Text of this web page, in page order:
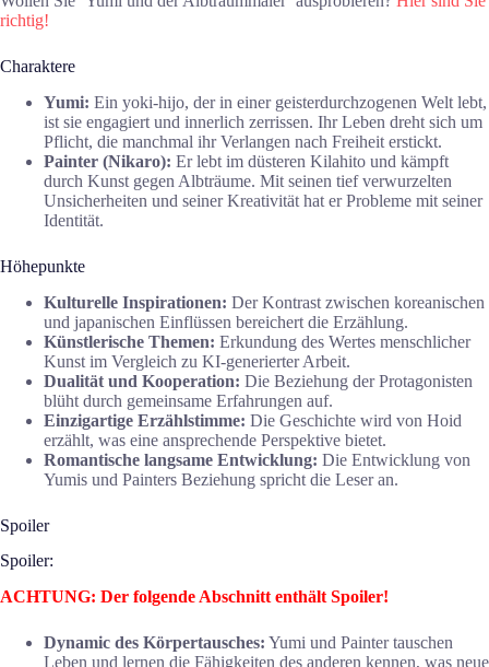
richtig!
Charaktere
Yumi: Ein yoki-hijo, der in einer geisterdurchzogenen Welt lebt,
ist sie engagiert und innerlich zerrissen. Ihr Leben dreht sich um
Pflicht, die manchmal ihr Verlangen nach Freiheit erstickt.
Painter (Nikaro): Er lebt im düsteren Kilahito und kämpft
durch Kunst gegen Albträume. Mit seinen tief verwurzelten
Unsicherheiten und seiner Kreativität hat er Probleme mit seiner
Identität.
Höhepunkte
Kulturelle Inspirationen: Der Kontrast zwischen koreanischen
und japanischen Einflüssen bereichert die Erzählung.
Künstlerische Themen: Erkundung des Wertes menschlicher
Kunst im Vergleich zu KI-generierter Arbeit.
Dualität und Kooperation: Die Beziehung der Protagonisten
blüht durch gemeinsame Erfahrungen auf.
Einzigartige Erzählstimme: Die Geschichte wird von Hoid
erzählt, was eine ansprechende Perspektive bietet.
Romantische langsame Entwicklung: Die Entwicklung von
Yumis und Painters Beziehung spricht die Leser an.
Spoiler
Spoiler:
ACHTUNG: Der folgende Abschnitt enthält Spoiler!
Dynamic des Körpertausches: Yumi und Painter tauschen
Leben und lernen die Fähigkeiten des anderen kennen, was neue